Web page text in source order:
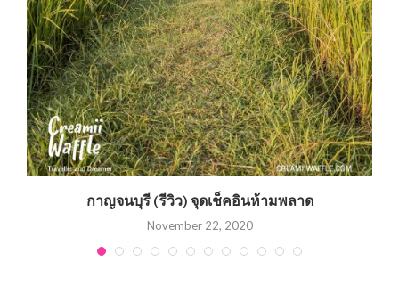
กาญจนบุรี (รีวิว) จุดเช็คอินห้ามพลาด
November 22, 2020